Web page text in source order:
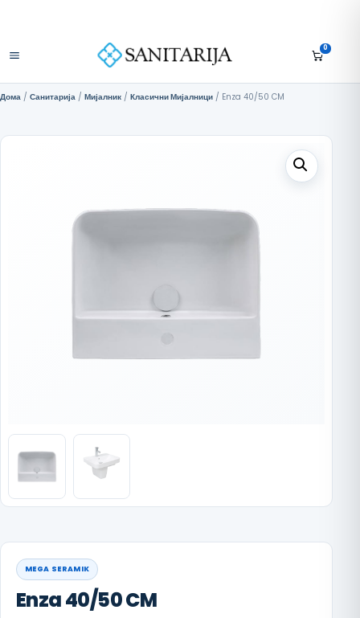
Отвори мени 0
Дома / Санитарија / Мијалник / Класични Мијалници / Enza 40/50 CM
MEGA SERAMIK
Enza 40/50 CM